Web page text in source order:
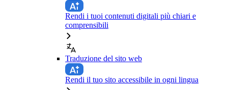
Rendi i tuoi contenuti digitali più chiari e
comprensibili
Traduzione del sito web
Rendi il tuo sito accessibile in ogni lingua